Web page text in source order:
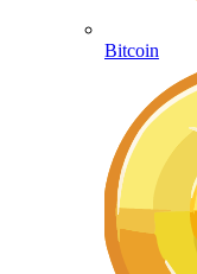
Bitcoin